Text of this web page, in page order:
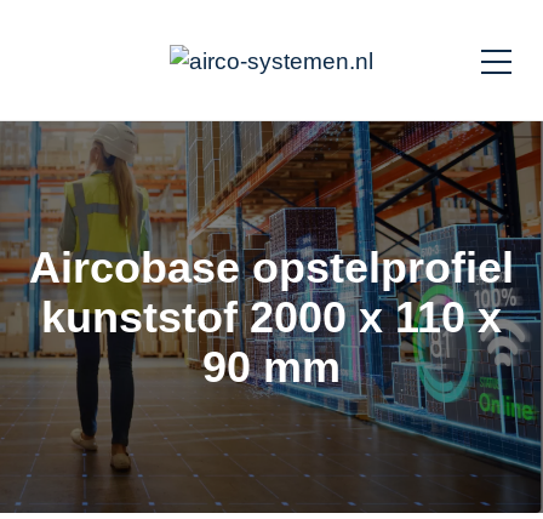
Aircobase opstelprofiel
kunststof 2000 x 110 x
90 mm